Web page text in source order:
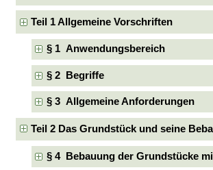
Teil 1 Allgemeine Vorschriften
§ 1 Anwendungsbereich
§ 2 Begriffe
§ 3 Allgemeine Anforderungen
Teil 2 Das Grundstück und seine
§ 4 Bebauung der Grundstücke